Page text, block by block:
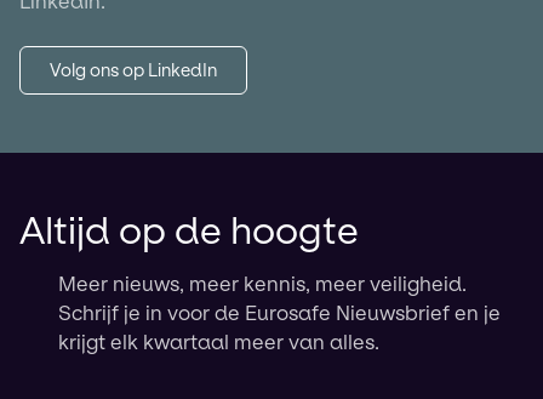
Volg ons op LinkedIn
Altijd op de hoogte
Meer nieuws, meer kennis, meer veiligheid.
Schrijf je in voor de Eurosafe Nieuwsbrief en je
krijgt elk kwartaal meer van alles.